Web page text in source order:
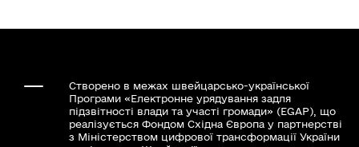
Створено в межах швейцарсько-української
Програми «Електронне урядування задля
підзвітності влади та участі громади» (EGAP), що
реалізується Фондом Східна Європа у партнерстві
з Міністерством цифрової трансформації України